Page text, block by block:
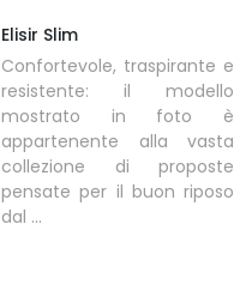
Elisir Slim
Confortevole, traspirante e
resistente: il modello
mostrato in foto è
appartenente alla vasta
collezione di proposte
pensate per il buon riposo
dal ...